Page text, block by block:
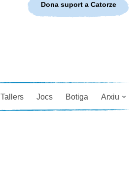
Tallers Jocs Botiga Arxiu
Dona suport a Catorze